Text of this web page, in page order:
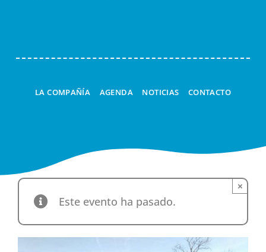
LA COMPAÑÍA AGENDA NOTICIAS CONTACTO
Este evento ha pasado.
×